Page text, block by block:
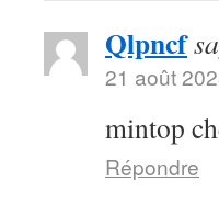
Qlpncf
21 août
mintop
Répondre